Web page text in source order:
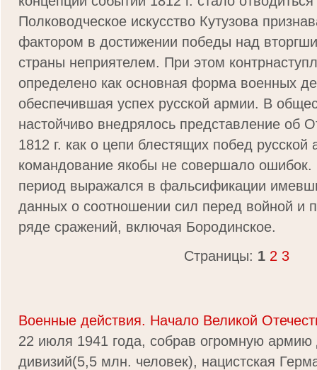
Полководческое искусство Кутузова
фактором в достижении победы над
страны неприятелем. При этом
определено как основная форма военных
обеспечившая успех русской армии. В
настойчиво внедрялось представление об
1812 г. как о цепи блестящих побед русской
командование якобы не совершало ошибок.
период выражался в фальсификации
данных о соотношении сил перед войной и
ряде сражений, включая Бородинское.
Страницы: 1 2 3
Военные действия. Начало Великой
22 июля 1941 года, собрав огромную армию
дивизий(5,5 млн. человек), нацистская